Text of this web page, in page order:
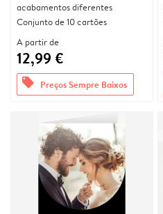
acabamentos diferentes
Conjunto de 10 cartões
A partir de
12,99 €
offers Preços Sempre Baixos